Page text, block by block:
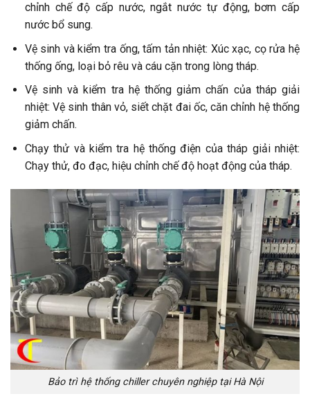
chỉnh chế độ cấp nước, ngắt nước tự động, bơm cấp
nước bổ sung.
Vệ sinh và kiểm tra ống, tấm tản nhiệt: Xúc xạc, cọ rửa hệ
thống ống, loại bỏ rêu và cáu cặn trong lòng tháp.
Vệ sinh và kiểm tra hệ thống giảm chấn của tháp giải
nhiệt: Vệ sinh thân vỏ, siết chặt đai ốc, căn chỉnh hệ thống
giảm chấn.
Chạy thử và kiểm tra hệ thống điện của tháp giải nhiệt:
Chạy thử, đo đạc, hiệu chỉnh chế độ hoạt động của tháp.
Bảo trì hệ thống chiller chuyên nghiệp tại Hà Nội